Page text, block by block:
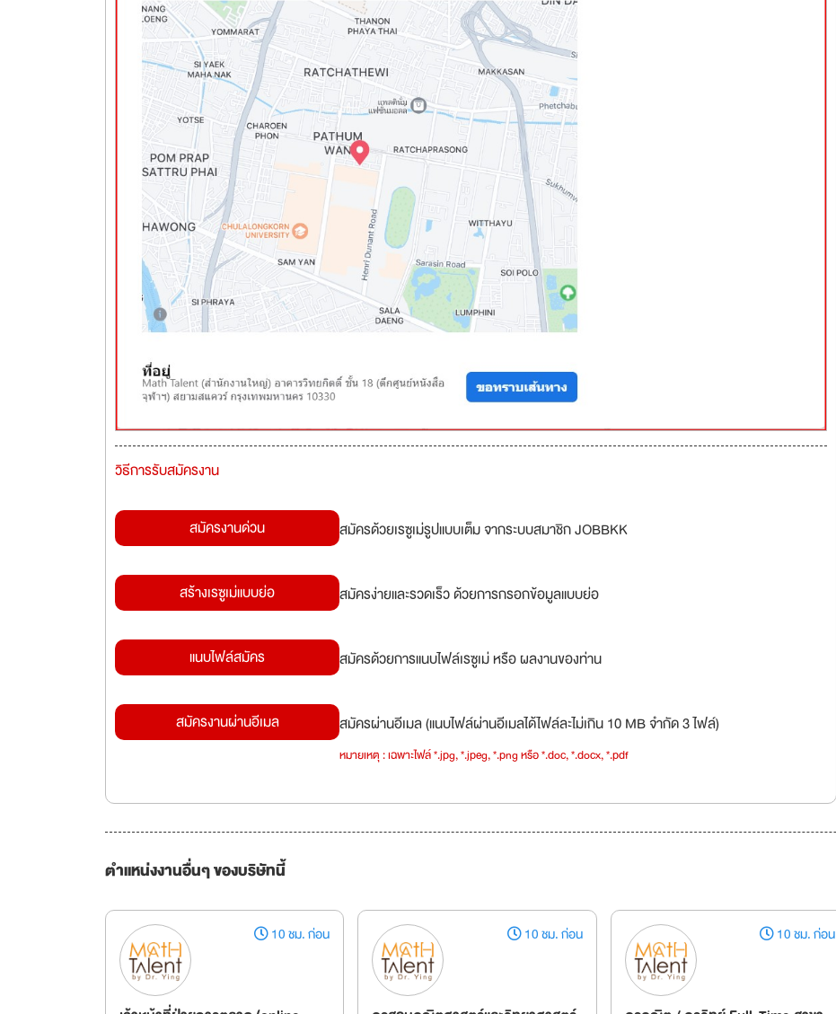
วิธีการรับสมัครงาน
สมัครงานด่วน สมัครด้วยเรซูเม่รูปแบบเต็ม จากระบบสมาชิก JOBBKK
สร้างเรซูเม่แบบย่อ สมัครง่ายและรวดเร็ว ด้วยการกรอกข้อมูลแบบย่อ
แนบไฟล์สมัคร สมัครด้วยการแนบไฟล์เรซูเม่ หรือ ผลงานของท่าน
สมัครงานผ่านอีเมล สมัครผ่านอีเมล (แนบไฟล์ผ่านอีเมลได้ไฟล์ละไม่เกิน 10 MB จำกัด 3 ไฟล์)
หมายเหตุ : เฉพาะไฟล์ *.jpg, *.jpeg, *.png หรือ *.doc, *.docx, *.pdf
ตำแหน่งงานอื่นๆ ของบริษัทนี้
10 ชม. ก่อน 10 ชม. ก่อน 10 ชม. ก่อน